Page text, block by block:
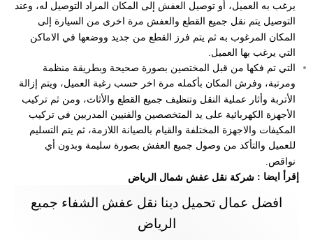
يرغب به العميل، أو توصيل العفش إلى المكان المراد التوصيل له، وعند
التوصيل يتم نقل جميع القطع والعفش مرة اخرى من السيارة إلى
المكان المرغوب به ثم يتم فرز القطع من جديد ووضعها في الاماكن
التي يرغب بها العميل.
التي تم فكها من قبل المختصين بصورة صحيحة وبطريقة منظمة
ومرتبة، وفرش المكان بأكمله مرة اخر حسب رغبة العميل، ويتم إزالة
الأتربة وأثار عملية النقل وتنظيف جميع القطع والأثاث، ومن ثم تركيب
الأجهزة الكهربائية على يد المتخصصين والفنيين المدربين في تركيب
المكيفات والاجهزة المختلفة والقيام بالصيانة اللازمة، ثم يتم التسليم
للعميل والتأكد من وصول جميع العفش بصورة سليمة وبدون أي
نواقص.
إقرأ ايضا : شركة نقل عفش شمال الرياض
افضل عمال تحميل دينا نقل عفش الشفاء جميع
الرياض